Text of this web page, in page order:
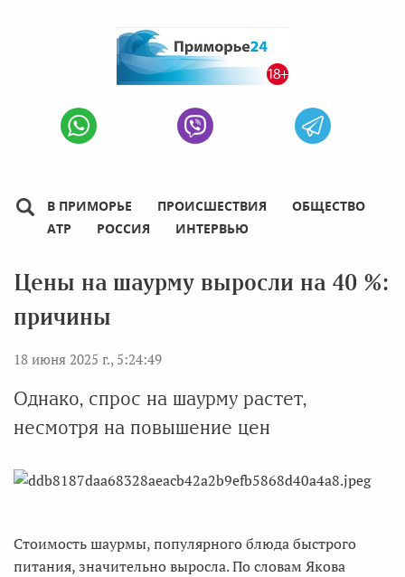
В ПРИМОРЬЕ ПРОИСШЕСТВИЯ
ОБЩЕСТВО
АТР
РОССИЯ ИНТЕРВЬЮ
Цены на шаурму выросли на 40 %:
причины
18 июня 2025 г., 5:24:49
Однако, спрос на шаурму растет,
несмотря на повышение цен
Стоимость шаурмы, популярного блюда быстрого
питания, значительно выросла. По словам Якова